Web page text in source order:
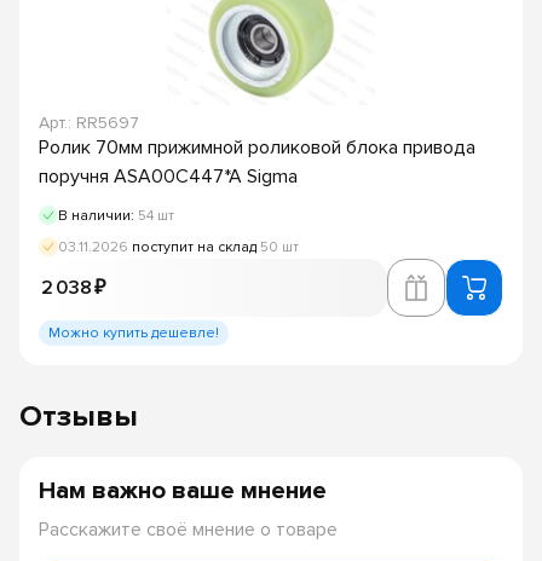
Арт.: RR5697
Ролик 70мм прижимной роликовой блока привода
поручня ASA00C447*A Sigma
В наличии: 54 шт
03.11.2026 поступит на склад 50 шт
2 038 ₽
Можно купить дешевле!
Отзывы
Нам важно ваше мнение
Расскажите своё мнение о товаре